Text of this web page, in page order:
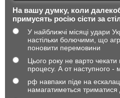
На вашу думку, коли
примусять росію сісти за
У найближчі місяці удари
настільки болючими, що
поновити перемовини
Цього року не варто
процесу. А от наступного -
рф навпаки піде на
намагатиметься триматися